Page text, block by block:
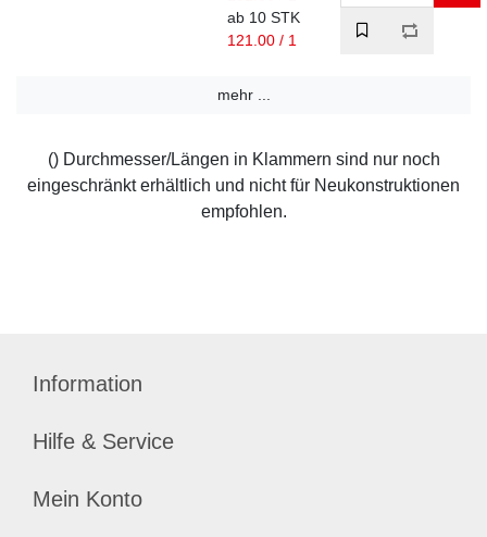
ab 10 STK
121.00 / 1
mehr ...
() Durchmesser/Längen in Klammern sind nur noch
eingeschränkt erhältlich und nicht für Neukonstruktionen
empfohlen.
Information
Hilfe & Service
Mein Konto